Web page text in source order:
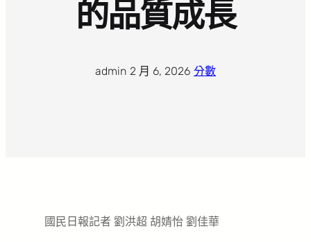
的品質成長
admin 2 月 6, 2026 分數
國民日報記者 劉洪超 胡婧怡 劉佳華